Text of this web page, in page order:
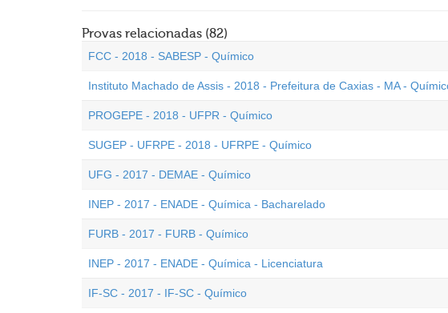
Provas relacionadas (82)
FCC - 2018 - SABESP - Químico
Instituto Machado de Assis - 2018 - Prefeitura de Caxias - MA -
PROGEPE - 2018 - UFPR - Químico
SUGEP - UFRPE - 2018 - UFRPE - Químico
UFG - 2017 - DEMAE - Químico
INEP - 2017 - ENADE - Química - Bacharelado
FURB - 2017 - FURB - Químico
INEP - 2017 - ENADE - Química - Licenciatura
IF-SC - 2017 - IF-SC - Químico